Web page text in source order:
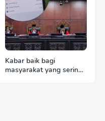
Kabar baik bagi
masyarakat yang sering